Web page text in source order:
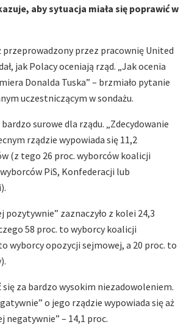
aby sytuacja miała się poprawić w
przeprowadzony przez pracownię United
jak Polacy oceniają rząd. „Jak ocenia
Donalda Tuska” – brzmiało pytanie
uczestniczącym w sondażu.
surowe dla rządu. „Zdecydowanie
rządzie wypowiada się 11,2
(z tego 26 proc. wyborców koalicji
PiS, Konfederacji lub
pozytywnie” zaznaczyło z kolei 24,3
58 proc. to wyborcy koalicji
wyborcy opozycji sejmowej, a 20 proc. to
się za bardzo wysokim niezadowoleniem.
o jego rządzie wypowiada się aż
negatywnie” – 14,1 proc.